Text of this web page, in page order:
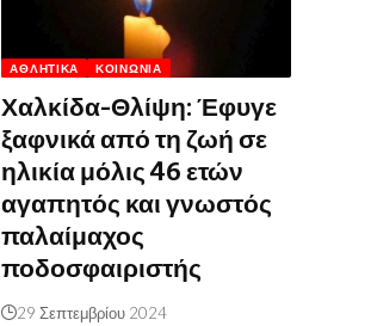
ΑΘΛΗΤΙΚΆ ΚΟΙΝΩΝΊΑ
Χαλκίδα-Θλίψη: Έφυγε
ξαφνικά από τη ζωή σε
ηλικία μόλις 46 ετών
αγαπητός και γνωστός
παλαίμαχος
ποδοσφαιριστής
29 Σεπτεμβρίου 2024